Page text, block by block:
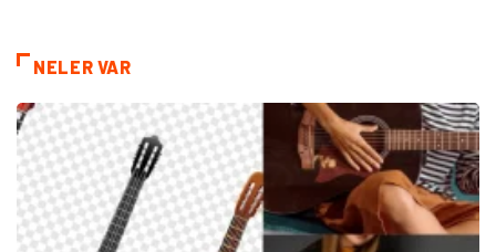
NELER VAR